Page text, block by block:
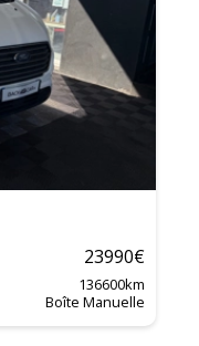
23990€
136600km
Boîte Manuelle